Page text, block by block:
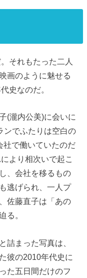
それもたった二人
画のように魅せる
史なのだ。
(瀧内公美)に会いに
ンでふたりは空白の
社で働いていたのだ
より相次いで起こ
、会社を移るもの
逃げられ、一人プ
佐藤直子は「あの
る。
詰まった写真は、
彼の2010年代史に
た五日間だけのフ